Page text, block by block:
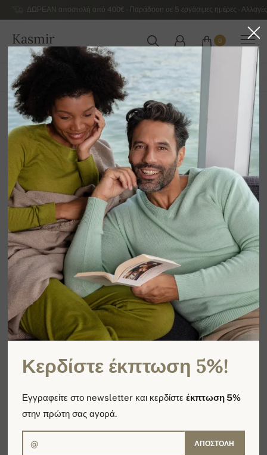
ΔΩΡΕΑΝ αποστολή από 400€ - Παράδοση σε 5 εργάσιμες ημέρες -
Kasmir
ΕΛΛΆΔΑ
0
Πουλόβερ από Γιακ
12 Ταξινόμηση κατά Φίλτρο
ΌΛΑ ΤΑ ΠΡΟΪΌΝΤΑ ΆΝΟΙΞΗ / ΚΑΛΟΚΑΊΡΙ ΑΠΟΚΛΕΙΣΤΙΚΉ 2026
Κερδίστε έκπτωση 5%!
Εγγραφείτε στο newsletter και κερδίστεέκπτωση 5%
στην πρώτη σας αγορά.
ΑΠΟΣΤΟΛΉ